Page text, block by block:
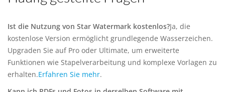
Ist die Nutzung von Star Watermark kostenlos?Ja, die
kostenlose Version ermöglicht grundlegende Wasserzeichen.
Upgraden Sie auf Pro oder Ultimate, um erweiterte
Funktionen wie Stapelverarbeitung und komplexe Vorlagen zu
erhalten.Erfahren Sie mehr.